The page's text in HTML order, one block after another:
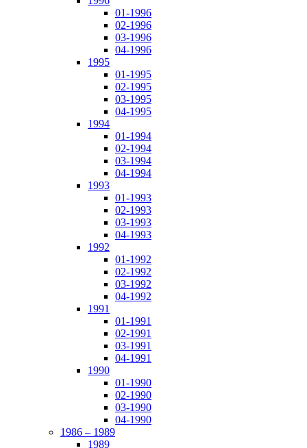
01-1996
02-1996
03-1996
04-1996
1995
01-1995
02-1995
03-1995
04-1995
1994
01-1994
02-1994
03-1994
04-1994
1993
01-1993
02-1993
03-1993
04-1993
1992
01-1992
02-1992
03-1992
04-1992
1991
01-1991
02-1991
03-1991
04-1991
1990
01-1990
02-1990
03-1990
04-1990
1986 – 1989
1989